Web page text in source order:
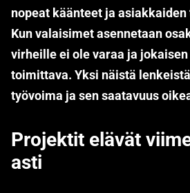
nopeat käänteet ja
Kun valaisimet asennetaan
virheille ei ole varaa ja
toimittava. Yksi näistä
työvoima ja sen saatavuus
Projektit elävät
asti